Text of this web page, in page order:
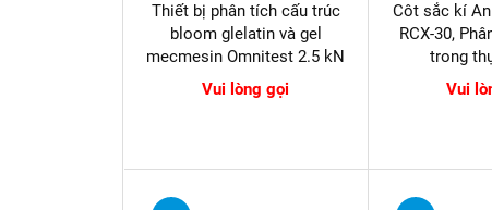
Thiết bị phân tích cấu trúc
bloom glelatin và gel
mecmesin Omnitest 2.5 kN
Vui lòng gọi
Côt sắc kí
RCX-30,
trong
Vui